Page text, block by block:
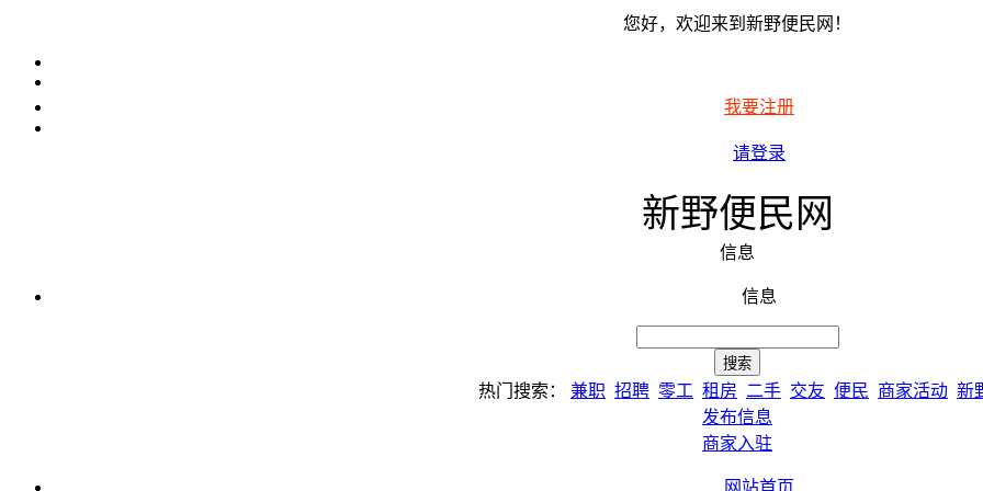
您好，欢迎来到新野便民网！
我要注册
请登录
新野便民网
信息
信息
热门搜索： 兼职 招聘 零工 租房 二手 交友 便民 商家活动 新
发布信息
商家入驻
网站首页